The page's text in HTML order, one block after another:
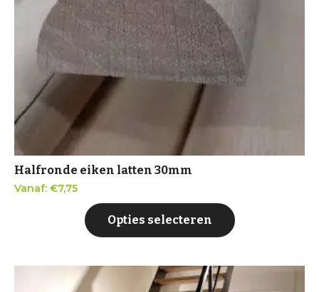
Halfronde eiken latten 30mm
Vanaf: €7,75
Opties selecteren